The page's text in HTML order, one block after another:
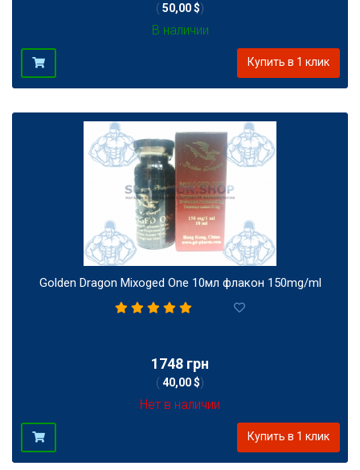
( 50,00 $)
В наличии
Купить в 1 клик
Golden Dragon Mixoged One 10мл флакон 150mg/ml
1748 грн
( 40,00 $)
Нет в наличии
Купить в 1 клик